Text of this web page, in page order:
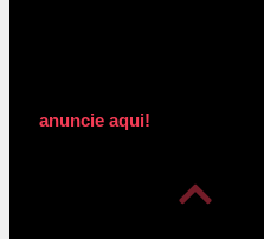
anuncie aqui!